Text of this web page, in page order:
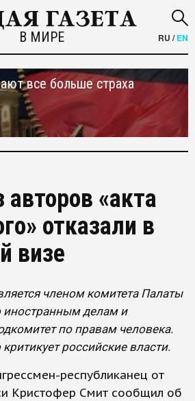
В МИРЕ RU /EN
все больше страха
«акта
отказали в
визе
членом комитета Палаты
иностранным делам и
по правам человека.
российские власти.
республиканец от
Кристофер Смит сообщил об